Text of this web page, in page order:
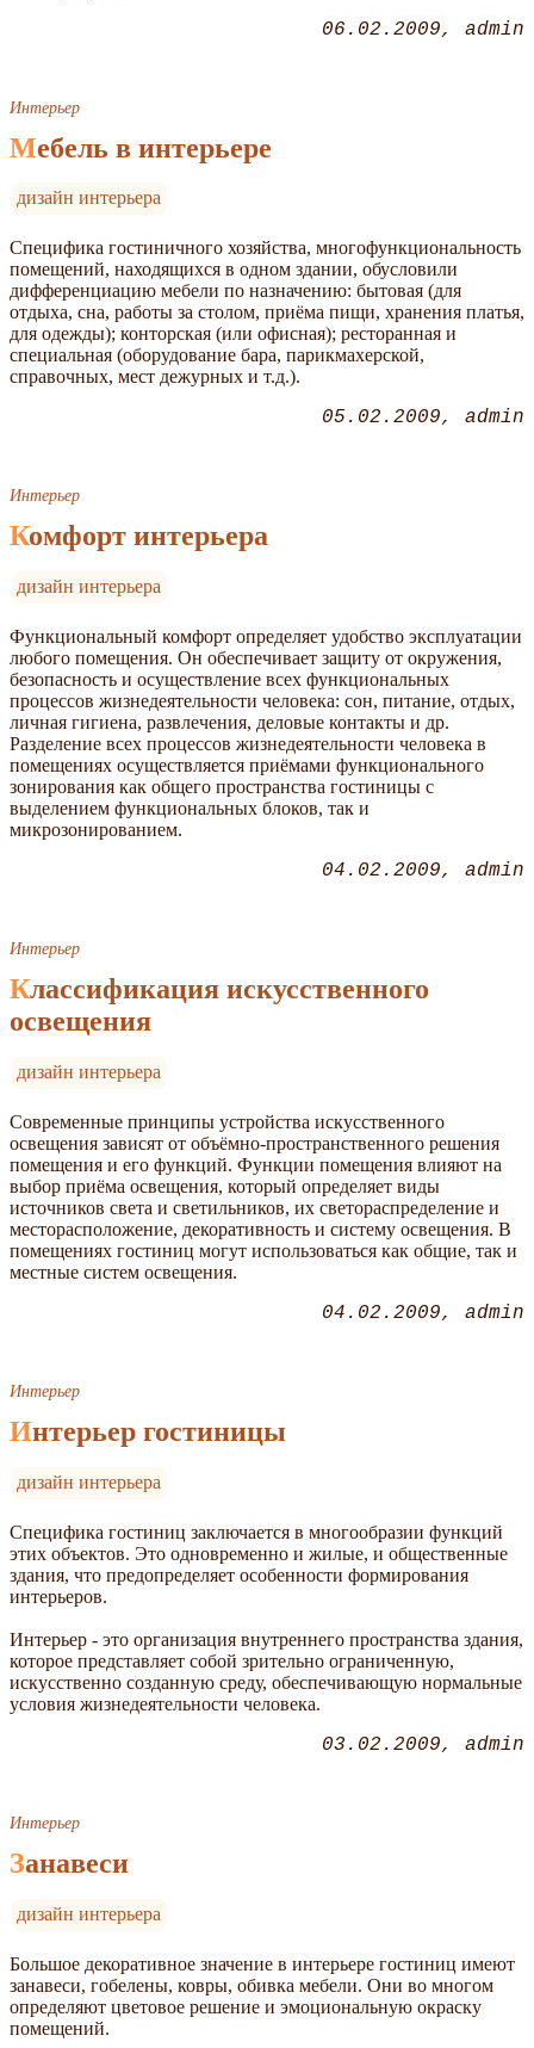
06.02.2009 admin
Интерьер
Мебель в интерьере
дизайн интерьера
Специфика гостиничного хозяйства, многофункциональность
помещений, находящихся в одном здании, обусловили
дифференциацию мебели по назначению: бытовая (для
отдыха, сна, работы за столом, приёма пищи, хранения платья,
для одежды); конторская (или офисная); ресторанная и
специальная (оборудование бара, парикмахерской,
справочных, мест дежурных и т.д.).
05.02.2009 admin
Интерьер
Комфорт интерьера
дизайн интерьера
Функциональный комфорт определяет удобство эксплуатации
любого помещения. Он обеспечивает защиту от окружения,
безопасность и осуществление всех функциональных
процессов жизнедеятельности человека: сон, питание, отдых,
личная гигиена, развлечения, деловые контакты и др.
Разделение всех процессов жизнедеятельности человека в
помещениях осуществляется приёмами функционального
зонирования как общего пространства гостиницы с
выделением функциональных блоков, так и
микрозонированием.
04.02.2009 admin
Интерьер
Классификация искусственного
освещения
дизайн интерьера
Современные принципы устройства искусственного
освещения зависят от объёмно-пространственного решения
помещения и его функций. Функции помещения влияют на
выбор приёма освещения, который определяет виды
источников света и светильников, их светораспределение и
месторасположение, декоративность и систему освещения. В
помещениях гостиниц могут использоваться как общие, так и
местные систем освещения.
04.02.2009 admin
Интерьер
Интерьер гостиницы
дизайн интерьера
Специфика гостиниц заключается в многообразии функций
этих объектов. Это одновременно и жилые, и общественные
здания, что предопределяет особенности формирования
интерьеров.
Интерьер - это организация внутреннего пространства здания,
которое представляет собой зрительно ограниченную,
искусственно созданную среду, обеспечивающую нормальные
условия жизнедеятельности человека.
03.02.2009 admin
Интерьер
Занавеси
дизайн интерьера
Большое декоративное значение в интерьере гостиниц имеют
занавеси, гобелены, ковры, обивка мебели. Они во многом
определяют цветовое решение и эмоциональную окраску
помещений.